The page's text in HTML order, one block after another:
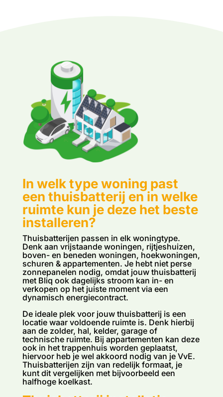
In welk type woning past
een thuisbatterij en in welke
ruimte kun je deze het beste
installeren?
Thuisbatterijen passen in elk woningtype.
Denk aan vrijstaande woningen, rijtjeshuizen,
boven- en beneden woningen, hoekwoningen,
schuren & appartementen. Je hebt niet perse
zonnepanelen nodig, omdat jouw thuisbatterij
met Bliq ook dagelijks stroom kan in- en
verkopen op het juiste moment via een
dynamisch energiecontract.
De ideale plek voor jouw thuisbatterij is een
locatie waar voldoende ruimte is. Denk hierbij
aan de zolder, hal, kelder, garage of
technische ruimte. Bij appartementen kan deze
ook in het trappenhuis worden geplaatst,
hiervoor heb je wel akkoord nodig van je VvE.
Thuisbatterijen zijn van redelijk formaat, je
kunt dit vergelijken met bijvoorbeeld een
halfhoge koelkast.